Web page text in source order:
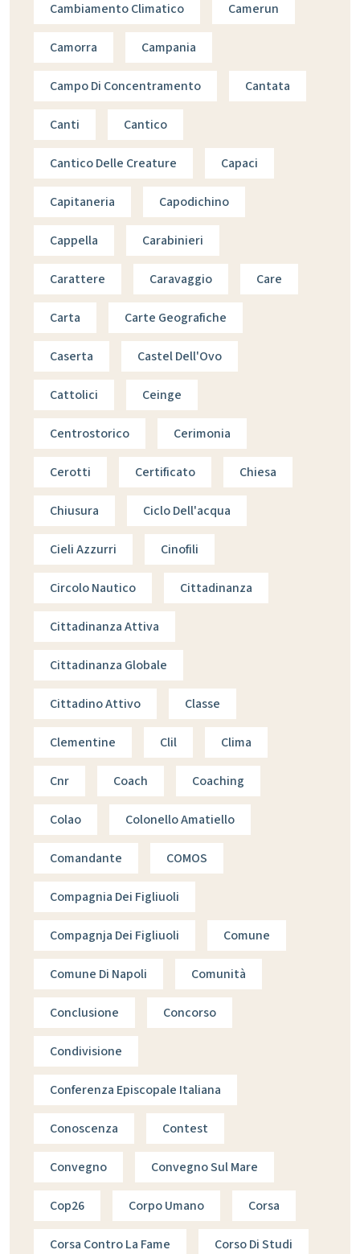
Cambiamento Climatico Camerun
Camorra Campania
Campo Di Concentramento Cantata
Canti Cantico
Cantico Delle Creature Capaci
Capitaneria Capodichino
Cappella Carabinieri
Carattere Caravaggio Care
Carta Carte Geografiche
Caserta Castel Dell'Ovo
Cattolici Ceinge
Centrostorico Cerimonia
Cerotti Certificato Chiesa
Chiusura Ciclo Dell'acqua
Cieli Azzurri Cinofili
Circolo Nautico Cittadinanza
Cittadinanza Attiva
Cittadinanza Globale
Cittadino Attivo Classe
Clementine Clil Clima
Cnr Coach Coaching
Colao Colonello Amatiello
Comandante COMOS
Compagnia Dei Figliuoli
Compagnja Dei Figliuoli Comune
Comune Di Napoli Comunità
Conclusione Concorso
Condivisione
Conferenza Episcopale Italiana
Conoscenza Contest
Convegno Convegno Sul Mare
Cop26 Corpo Umano Corsa
Corsa Contro La Fame Corso Di Studi